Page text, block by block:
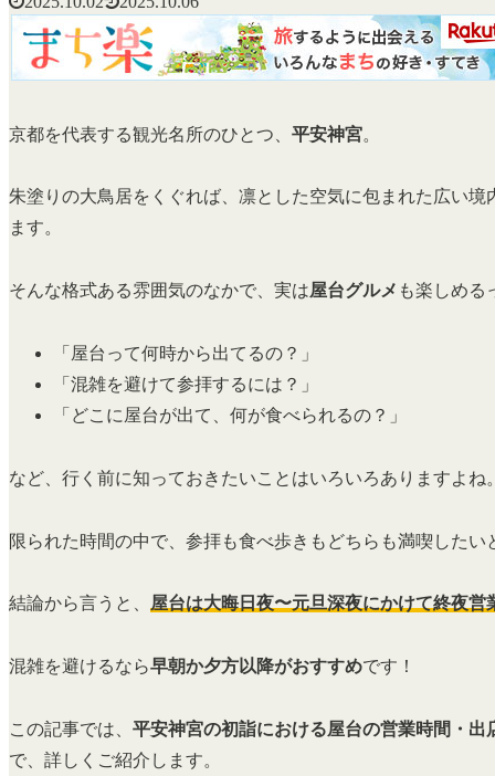
京都を代表する観光名所のひとつ、 平安神宮。
朱塗りの大鳥居をくぐれば、凛とした空気に包まれた広い
ます。
そんな格式ある雰囲気のなかで、実は屋台グルメ も楽しめる
「屋台って何時から出てるの？」
「混雑を避けて参拝するには？」
「どこに屋台が出て、何が食べられるの？」
など、行く前に知っておきたいことはいろいろありますよね
限られた時間の中で、参拝も食べ歩きもどちらも満喫したい
結論から言うと、 屋台は大晦日夜〜元旦深夜にかけて終夜
混雑を避けるなら早朝か夕方以降がおすすめです！
この記事では、 平安神宮の初詣における屋台の営業時間・
で、詳しくご紹介します。